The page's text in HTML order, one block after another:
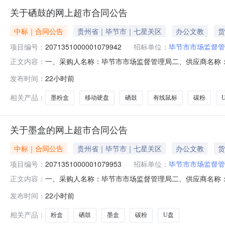
关于硒鼓的网上超市合同公告
中标｜合同公告 贵州省｜毕节市｜七星关区 办公文教
项目编号： 2071351000001079942 招标单位： 毕节市市场监督
正文内容： 一、采购人名称：毕节市市场监督管理局二、供应商名
动硬盘西部数据/WDWDBEPK0010BBK,个1.007607602
发布时间： 22小时前
相关产品：
墨粉盒 移动硬盘 硒鼓 有线鼠标 碳粉
关于墨盒的网上超市合同公告
中标｜合同公告 贵州省｜毕节市｜七星关区 办公文教
项目编号： 2071351000001079953 招标单位： 毕节市市场监督
正文内容： 一、采购人名称：毕节市市场监督管理局二、供应商名
生/EpsonT2950,个1.0095952立思辰TL-5353粉盒立思
发布时间： 22小时前
相关产品：
粉盒 硒鼓 墨盒 碳粉 U盘